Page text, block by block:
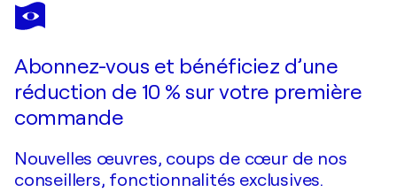
JEAN COCTEAU
Abonnez-vous et bénéficiez d’une
réduction de 10 % sur votre première
commande
Nouvelles œuvres, coups de cœur de nos
conseillers, fonctionnalités exclusives.